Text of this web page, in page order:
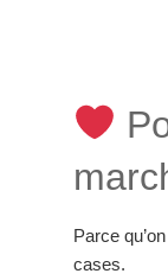
Parce
cases.